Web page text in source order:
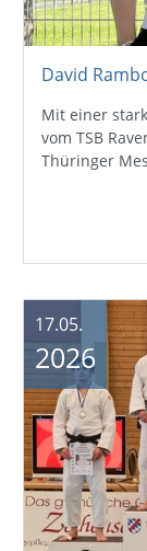
Mit einer
vom TSB
Thüringer
17.05.
2026